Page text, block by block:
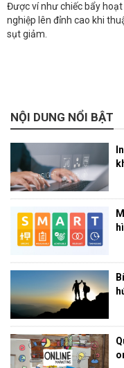
Được ví như chiếc bẩy
nghiệp lên đỉnh cao khi
sụt giảm.
NỘI DUNG NỔI BẬT